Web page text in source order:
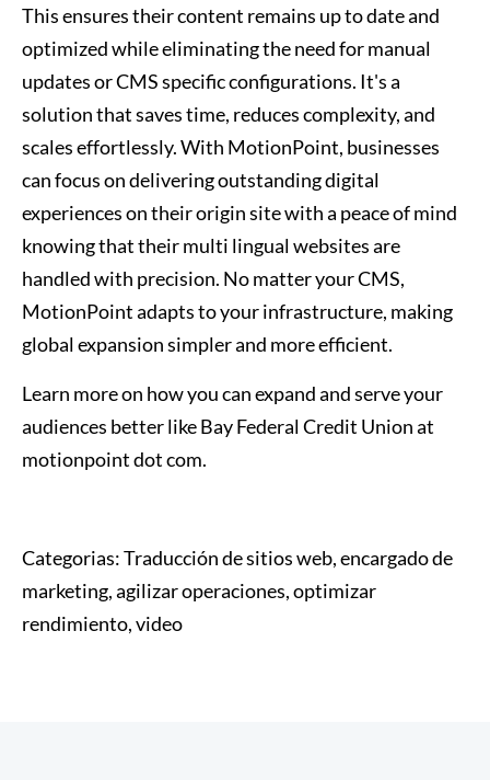
This ensures their content remains up to date and
optimized while eliminating the need for manual
updates or CMS specific configurations. It's a
solution that saves time, reduces complexity, and
scales effortlessly. With MotionPoint, businesses
can focus on delivering outstanding digital
experiences on their origin site with a peace of mind
knowing that their multi lingual websites are
handled with precision. No matter your CMS,
MotionPoint adapts to your infrastructure, making
global expansion simpler and more efficient.
Learn more on how you can expand and serve your
audiences better like Bay Federal Credit Union at
motionpoint dot com.
Categorias:Traducción de sitios web, encargado de
marketing, agilizar operaciones, optimizar
rendimiento, video